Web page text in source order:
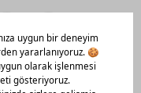
İndir!